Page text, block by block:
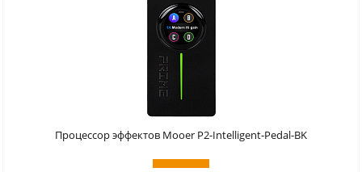
Процессор эффектов Mooer P2-Intelligent-Pedal-BK